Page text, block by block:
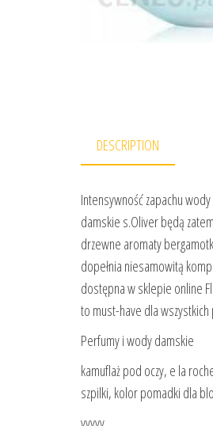
DESCRIPTION
Intensywność zapachu
damskie s.Oliver będą
drzewne aromaty
dopełnia niesamowitą
dostępna w sklepie online
to must-have dla wszystkich
Perfumy i wody damskie
kamuflaż pod oczy, e la
szpilki, kolor pomadki dla